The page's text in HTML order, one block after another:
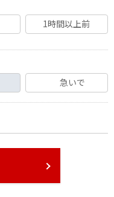
1時間以上前
急いで